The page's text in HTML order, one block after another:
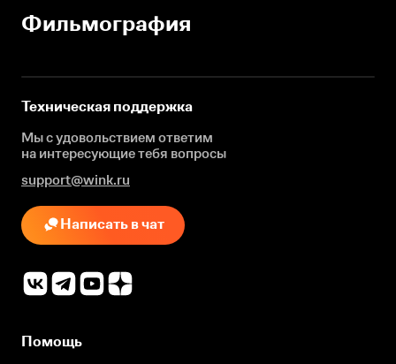
Фильмография
Техническая поддержка
Мы с удовольствием ответим
на интересующиетебя вопросы
support@wink.ru
Написать в чат
Помощь